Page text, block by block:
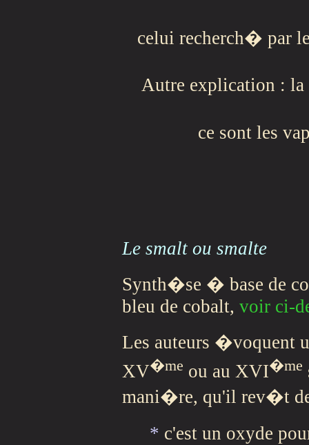
celui recherch� par
Autre explication :
ce sont les
Le smalt ou smalte
Synth�se � base de
bleu de cobalt, voir ci-
Les auteurs �voquent
XV�me ou au XVI�me
mani�re, qu'il rev�t
* c'est un oxyde